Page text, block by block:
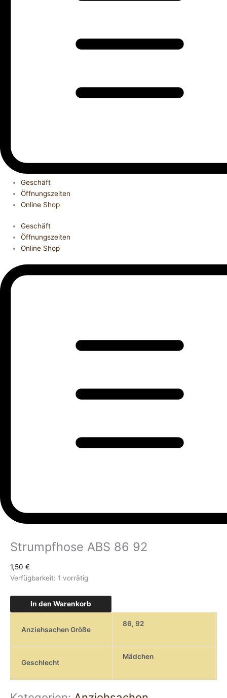
Geschäft
Öffnungszeiten
Online Shop
Geschäft
Öffnungszeiten
Online Shop
Strumpfhose ABS 86 92
1,50 €
Verfügbarkeit: 1 vorrätig
In den Warenkorb
Anziehsachen Größe
86, 92
Geschlecht
Mädchen